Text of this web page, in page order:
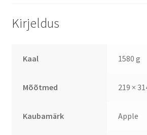
Kirjeldus
Kaal 1580 g
Mõõtmed 219 ×
Kaubamärk Apple